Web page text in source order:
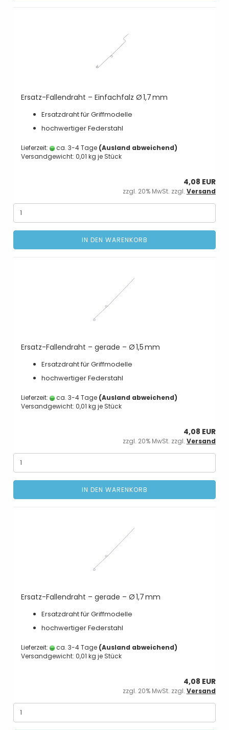
Ersatz-Fallendraht – Einfachfalz Ø 1,7 mm
Ersatzdraht für Griffmodelle
hochwertiger Federstahl
Lieferzeit: ca. 3-4 Tage (Ausland abweichend)
Versandgewicht:0,01 kg je Stück
4,08 EUR
zzgl. 20% MwSt. zzgl. Versand
IN DEN WARENKORB
Ersatz-Fallendraht – gerade – Ø 1,5 mm
Ersatzdraht für Griffmodelle
hochwertiger Federstahl
Lieferzeit: ca. 3-4 Tage (Ausland abweichend)
Versandgewicht:0,01 kg je Stück
4,08 EUR
zzgl. 20% MwSt. zzgl. Versand
IN DEN WARENKORB
Ersatz-Fallendraht – gerade – Ø 1,7 mm
Ersatzdraht für Griffmodelle
hochwertiger Federstahl
Lieferzeit: ca. 3-4 Tage (Ausland abweichend)
Versandgewicht:0,01 kg je Stück
4,08 EUR
zzgl. 20% MwSt. zzgl. Versand